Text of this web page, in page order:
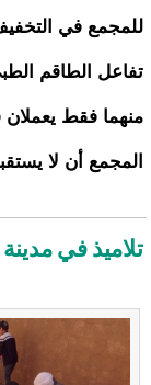
للمجمع في
تفاعل الطاقم
منهما فقط يعملان
المجمع أن لا
تلاميذ في